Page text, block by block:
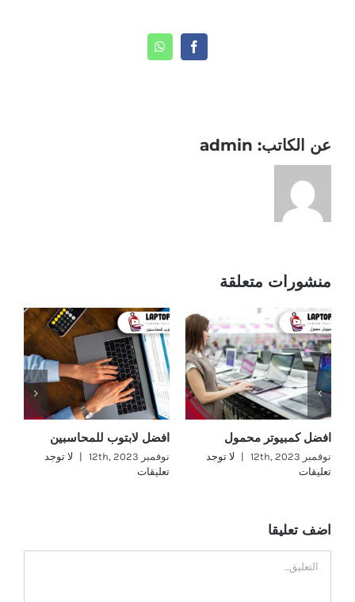
Facebook
WhatsApp
عن الكاتب: admin
منشورات متعلقة
افضل كمبيوتر محمول
نوفمبر 12th, 2023 |
لا توجد
تعليقات
افضل لابتوب للمحاسبين
نوفمبر 12th, 2023 |
لا توجد
تعليقات
اضف تعليقا
تعليق